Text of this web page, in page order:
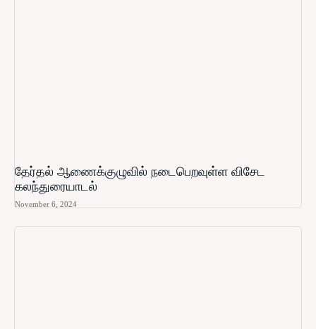
தேர்தல் ஆணைக்குழுவில் நடைபெறவுள்ள விசேட
கலந்துரையாடல்
November 6, 2024